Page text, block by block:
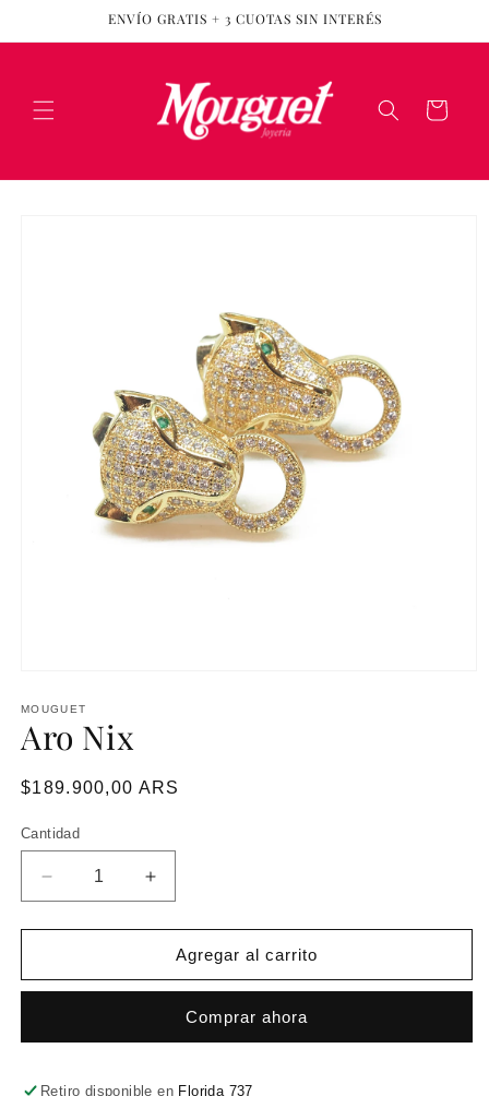
directamente
al contenido
ENVÍO GRATIS + 3 CUOTAS SIN INTERÉS
Carrito
MOUGUET
Aro Nix
Precio
$189.900,00 ARS
Cantidad
Reducir
cantidad
para
Nix
Aumentar
cantidad
para
Aro
Nix
Agregar al carrito
Comprar ahora
Retiro disponible en Florida 737